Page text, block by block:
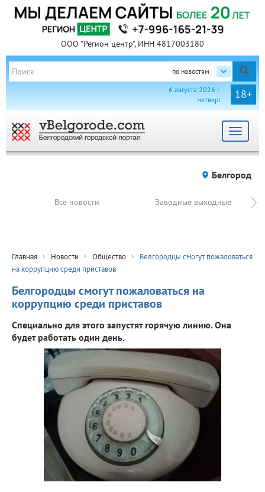
ООО "Регион центр", ИНН 4817003180
по новостям
18+
6 августа 2026 г.
четверг
Toggle
Белгород
Все новости Заводные выходные
Главная Новости Общество
Белгородцы смогут пожаловаться
на коррупцию среди приставов
Белгородцы смогут пожаловаться на
коррупцию среди приставов
Специально для этого запустят горячую линию. Она
будет работать один день.